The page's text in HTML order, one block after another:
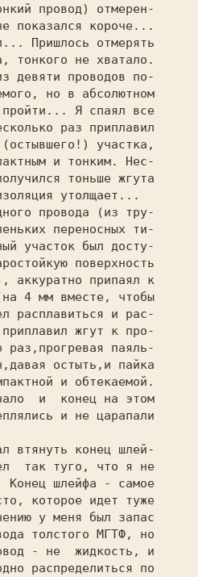
провод) отмерен-
показался короче...
Пришлось отмерять
тонкого не хватало.
девяти проводов по-
но в абсолютном
пройти... Я спаял все
раз приплавил
участка,
и тонким. Нес-
тоньше жгута
утолщает...
переносных ти-
участок был досту-
поверхность
аккуратно припаял к
4 мм вместе, чтобы
расплавиться и рас-
жгут к про-
раз,прогревая паяль-
остыть,и пайка
и обтекаемой.
и  конец на этом
и не царапали
так туго, что я не
Конец шлейфа - самое
которое идет туже
у меня был запас
толстого МГТФ, но
- не  жидкость, и
распределиться по